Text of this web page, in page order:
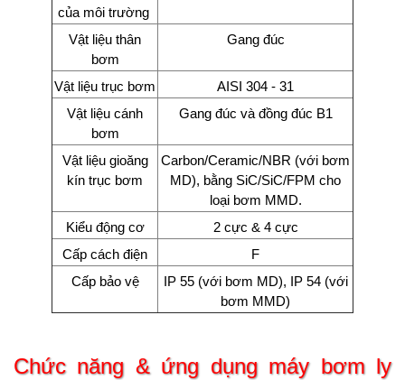
của môi trường
Vật liệu thân
bơm
Gang đúc
Vật liệu trục bơm
AISI 304 - 31
Vật liệu cánh
bơm
Gang đúc và đồng đúc B1
Vật liệu gioăng
kín trục bơm
Carbon/Ceramic/NBR (với bơm
MD), bằng SiC/SiC/FPM cho
loại bơm MMD.
Kiểu động cơ
2 cực & 4 cực
Cấp cách điện
F
Cấp bảo vệ
IP 55 (với bơm MD), IP 54 (với
bơm MMD)
Chức năng & ứng dụng máy bơm ly